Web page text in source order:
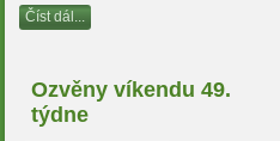
Číst dál...
Ozvěny víkendu 49.
týdne